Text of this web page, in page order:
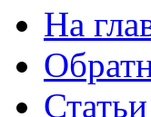
На
Статьи